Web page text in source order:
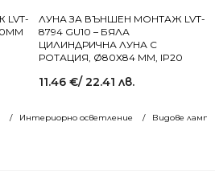
Интериорно осветление Видове
ЛУНА ЗА ВЪНШЕН МОНТАЖ LVT-
8794 GU10 – БЯЛА
ЦИЛИНДРИЧНА ЛУНА С
РОТАЦИЯ, Ø80X84 MM, IP20
11.46 €/ 22.41 лв.